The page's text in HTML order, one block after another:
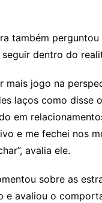
também
dentro do
mais jogo na
laços como disse
em
e me fechei nos
avalia ele.
sobre as
e avaliou o